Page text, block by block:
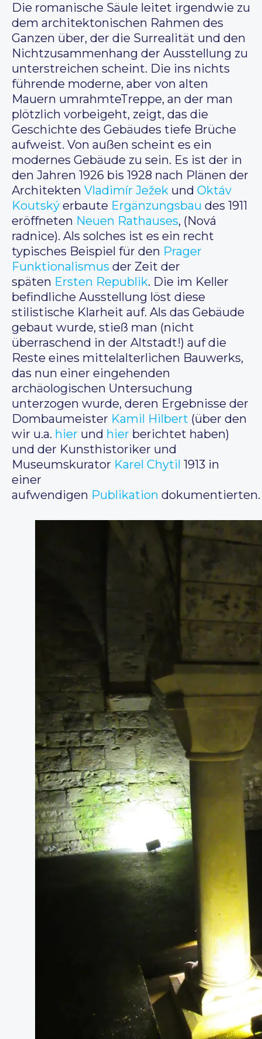
Die romanische Säule leitet irgendwie zu
dem architektonischen Rahmen des
Ganzen über, der die Surrealität und den
Nichtzusammenhang der Ausstellung zu
unterstreichen scheint. Die ins nichts
führende moderne, aber von alten
Mauern umrahmteTreppe, an der man
plötzlich vorbeigeht, zeigt, das die
Geschichte des Gebäudes tiefe Brüche
aufweist. Von außen scheint es ein
modernes Gebäude zu sein. Es ist der in
den Jahren 1926 bis 1928 nach Plänen der
Architekten Vladimír Ježek und Oktáv
Koutský erbaute Ergänzungsbau des 1911
eröffneten Neuen Rathauses, (Nová
radnice). Als solches ist es ein recht
typisches Beispiel für den Prager
Funktionalismus der Zeit der
späten Ersten Republik. Die im Keller
befindliche Ausstellung löst diese
stilistische Klarheit auf. Als das Gebäude
gebaut wurde, stieß man (nicht
überraschend in der Altstadt!) auf die
Reste eines mittelalterlichen Bauwerks,
das nun einer eingehenden
archäologischen Untersuchung
unterzogen wurde, deren Ergebnisse der
Dombaumeister Kamil Hilbert (über den
wir u.a. hier und hier berichtet haben)
und der Kunsthistoriker und
Museumskurator Karel Chytil 1913 in
einer
aufwendigen Publikation dokumentierten.